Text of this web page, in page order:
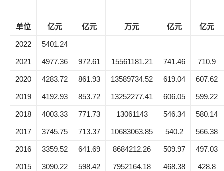
单位 亿元 亿元 万元 亿元 亿元
2022 5401.24
2021 4977.36 972.61 15561181.21 741.46 710.9
2020 4283.72 861.93 13589734.52 619.04 607.62
2019 4192.93 853.72 13252277.41 606.05 599.22
2018 4003.33 771.73 13061143 546.34 580.14
2017 3745.75 713.37 10683063.85 540.2 566.38
2016 3359.52 641.69 8684212.26 509.97 497.03
2015 3090.22 598.42 7952164.18 468.38 428.8